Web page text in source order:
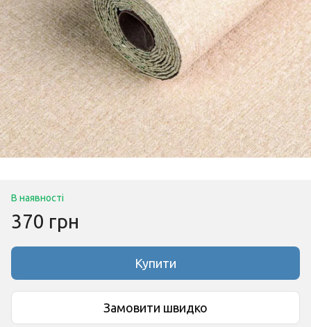
В наявності
370 грн
Купити
Замовити швидко